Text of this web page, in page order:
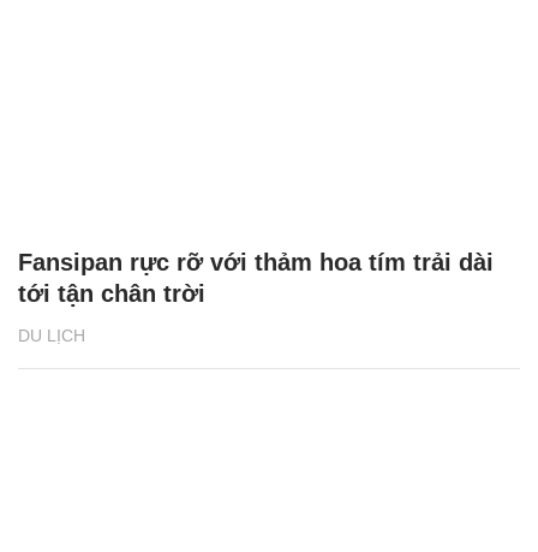
DU LỊCH
Fansipan rực rỡ với thảm hoa tím trải dài
tới tận chân trời